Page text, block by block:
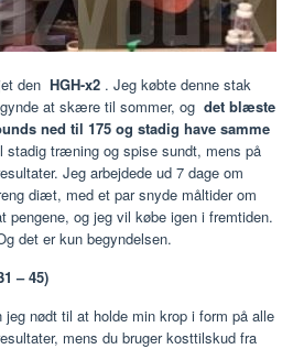
den HGH-x2 . Jeg købte denne stak
at skære til sommer, og det blæste
ned til 175 og stadig have samme
stadig træning og spise sundt, mens på
Jeg arbejdede ud 7 dage om
diæt, med et par snyde måltider om
og jeg vil købe igen i fremtiden.
det er kun begyndelsen.
– 45)
nødt til at holde min krop i form på alle
mens du bruger kosttilskud fra